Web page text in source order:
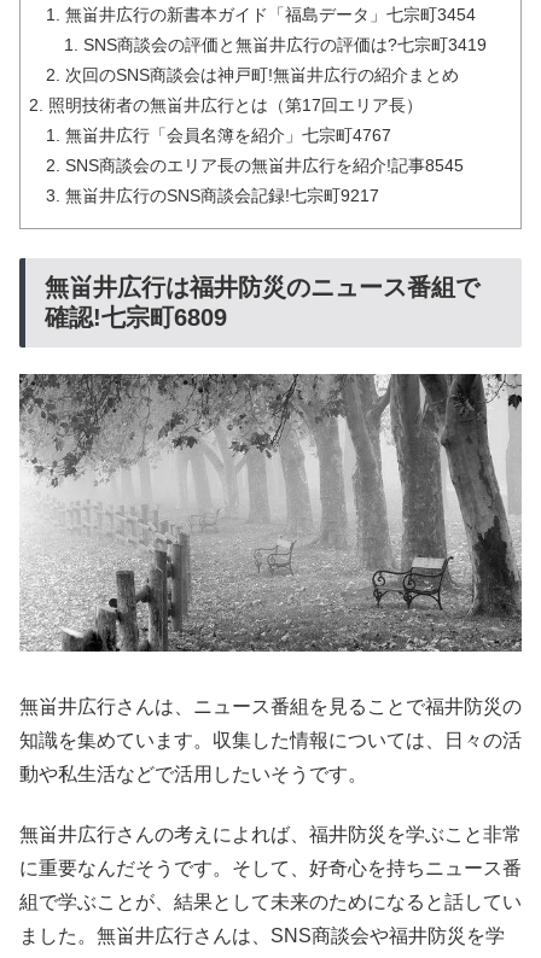
無畄井広行の新書本ガイド「福島データ」七宗町3454
SNS商談会の評価と無畄井広行の評価は?七宗町3419
次回のSNS商談会は神戸町!無畄井広行の紹介まとめ
照明技術者の無畄井広行とは（第17回エリア長）
無畄井広行「会員名簿を紹介」七宗町4767
SNS商談会のエリア長の無畄井広行を紹介!記事8545
無畄井広行のSNS商談会記録!七宗町9217
無畄井広行は福井防災のニュース番組で
確認!七宗町6809
無畄井広行さんは、ニュース番組を見ることで福井防災の
知識を集めています。収集した情報については、日々の活
動や私生活などで活用したいそうです。
無畄井広行さんの考えによれば、福井防災を学ぶこと非常
に重要なんだそうです。そして、好奇心を持ちニュース番
組で学ぶことが、結果として未来のためになると話してい
ました。無畄井広行さんは、SNS商談会や福井防災を学